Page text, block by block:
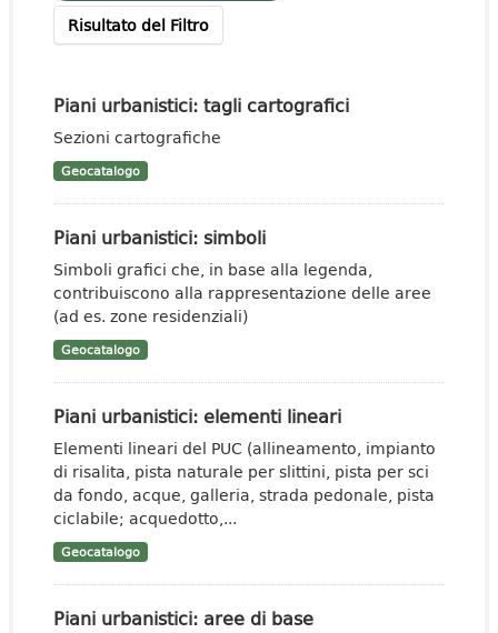
Risultato del Filtro
Piani urbanistici: tagli cartografici
Sezioni cartografiche
Geocatalogo
Piani urbanistici: simboli
Simboli grafici che, in base alla legenda,
contribuiscono alla rappresentazione delle aree
(ad es. zone residenziali)
Geocatalogo
Piani urbanistici: elementi lineari
Elementi lineari del PUC (allineamento, impianto
di risalita, pista naturale per slittini, pista per sci
da fondo, acque, galleria, strada pedonale, pista
ciclabile; acquedotto,...
Geocatalogo
Piani urbanistici: aree di base